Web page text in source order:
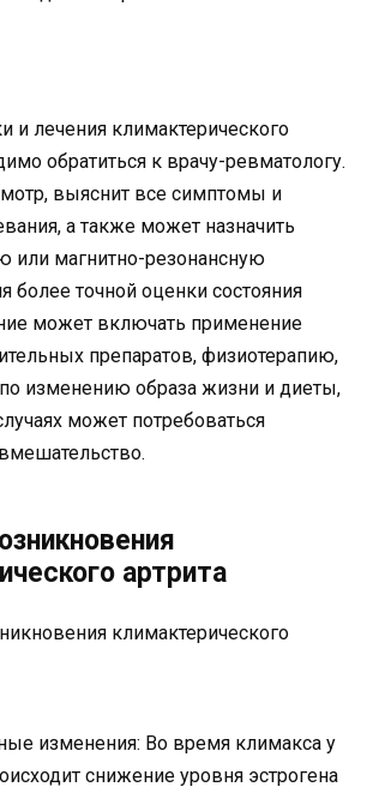
и лечения климактерического
обратиться к врачу-ревматологу.
выяснит все симптомы и
а также может назначить
или магнитно-резонансную
более точной оценки состояния
может включать применение
препаратов, физиотерапию,
изменению образа жизни и диеты,
может потребоваться
артрита
изменения: Во время климакса у
снижение уровня эстрогена